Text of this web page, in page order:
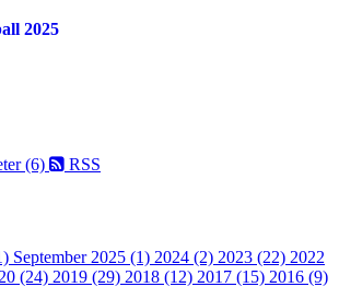
2025
(6) RSS
September 2025 (1) 2024 (2) 2023 (22) 2022
(24) 2019 (29) 2018 (12) 2017 (15) 2016 (9)